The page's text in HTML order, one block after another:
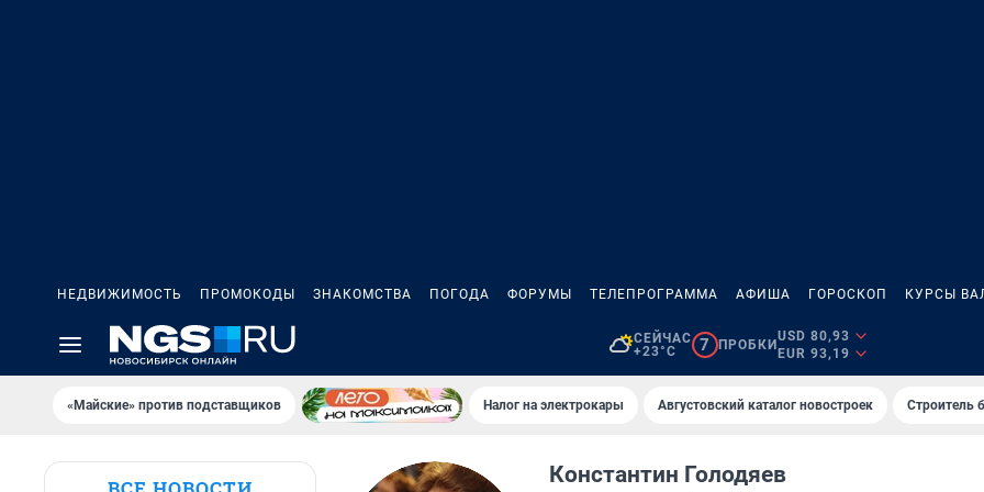
НЕДВИЖИМОСТЬ ПРОМОКОДЫ ЗНАКОМСТВА ПОГОДА ФОРУМЫ ТЕЛЕПРОГРАММА АФИША ГОРОСКОП КУРСЫ
СЕЙЧАС
+23°C
7 ПРОБКИ
USD 80,93
EUR 93,19
«Майские» против подставщиков Налог на электрокары Августовский каталог новостроек Строитель
Константин Голодяев